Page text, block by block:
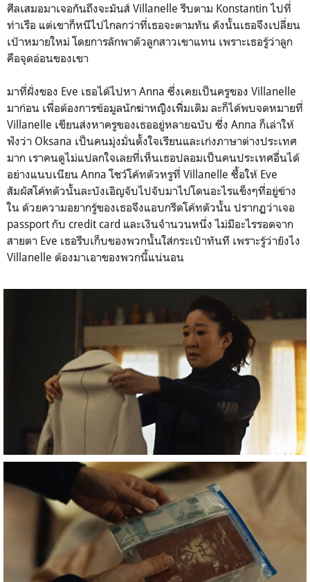
ศีลเสมอมาเจอกันถึงจะมันส์ Villanelle รีบตาม Konstantin ไปที่
ท่าเรือ แต่เขาก็หนีไปไกลกว่าที่เธอจะตามทัน ดังนั้นเธอจึงเปลี่ยน
เป้าหมายใหม่ โดยการลักพาตัวลูกสาวเขาแทน เพราะเธอรู้ว่าลูก
คือจุดอ่อนของเขา
มาที่ฝั่งของ Eve เธอได้ไปหา Anna ซึ่งเคยเป็นครูของ Villanelle
มาก่อน เพื่อต้องการข้อมูลนักฆ่าหญิิงเพิิ่มเติม ละก็ได้พบจดหมายที่
Villanelle เขียนส่งหาครูของเธออยู่หลายฉบับ ซึ่ง Anna ก็เล่าให้
ฟังว่า Oksana เป็นคนมุ่งมั่นตั้งใจเรียนและเก่งภาษาต่างประเทศ
มาก เราคนดูไม่แปลกใจเลยที่เห็นเธอปลอมเป็นคนประเทศอื่นได้
อย่างแนบเนียน Anna โชว์โค้ทตัวหรูที่ Villanelle ซื้อให้ Eve
สัมผัสโค้ทตัวนั้นละบังเอิญจับไปจับมาไปโดนอะไรแข็งๆที่อยู่ข้าง
ใน ด้วยความอยากรู้ของเธอจึงแอบกรีดโค้ทตัวนั้น ปรากฏว่าเจอ
passport กับ credit card และเงินจำนวนหนึ่ง ไม่มีอะไรรอดจาก
สายตา Eve เธอรีบเก็บของพวกนั้นใส่กระเป๋าทันที เพราะรู้ว่ายังไง
Villanelle ต้องมาเอาของพวกนี้แน่นอน